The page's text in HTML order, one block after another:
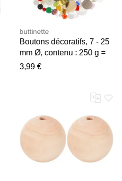
buttinette
Boutons décoratifs, 7 - 25
mm Ø, contenu : 250 g =
env. 250 pièces
3,99 €